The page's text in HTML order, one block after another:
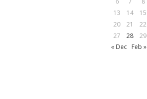
13
14 15
20
21 22
27
28 29
« Dec
Feb »